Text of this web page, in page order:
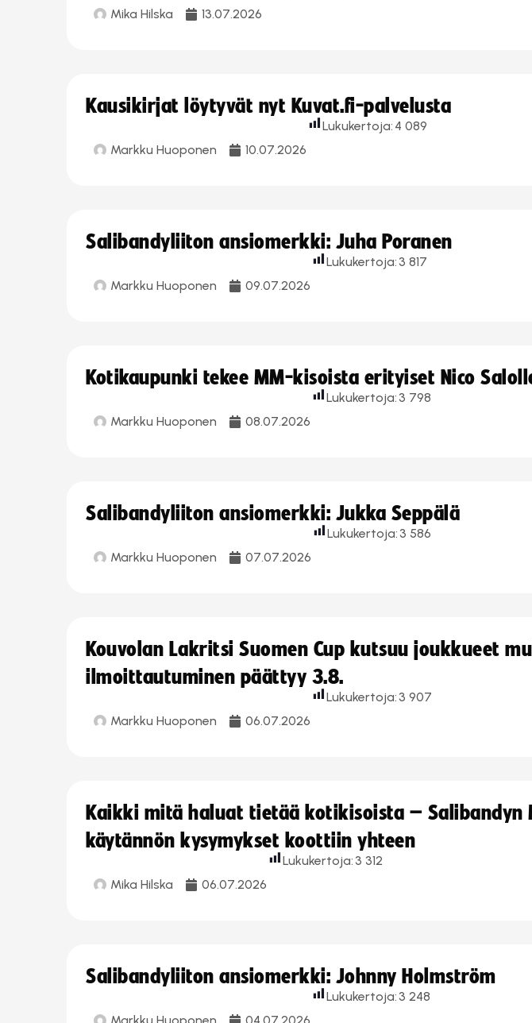
Mika Hilska 13.07.2026
Kausikirjat löytyvät nyt Kuvat.fi-palvelusta
Markku Huoponen 10.07.2026
Lukukertoja: 4 089
Salibandyliiton ansiomerkki: Juha Poranen
Markku Huoponen 09.07.2026
Lukukertoja: 3 817
Kotikaupunki tekee MM-kisoista erityiset Nico
Markku Huoponen 08.07.2026
Lukukertoja: 3 798
Salibandyliiton ansiomerkki: Jukka Seppälä
Markku Huoponen 07.07.2026
Lukukertoja: 3 586
Kouvolan Lakritsi Suomen Cup kutsuu joukkueet
ilmoittautuminen päättyy 3.8.
Markku Huoponen 06.07.2026
Lukukertoja: 3 907
Kaikki mitä haluat tietää kotikisoista – Salibandyn
käytännön kysymykset koottiin yhteen
Mika Hilska 06.07.2026
Lukukertoja: 3 312
Salibandyliiton ansiomerkki: Johnny Holmström
Lukukertoja: 3 248